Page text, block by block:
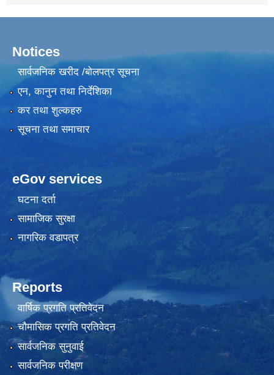
Notices
सार्वजनिक खरीद /बोलपत्र सूचना
एन, कानुन तथा निर्देशिका
कर तथा शुल्कहरु
सूचना तथा समाचार
eGov services
घटना दर्ता
सामाजिक सुरक्षा
नागरिक वडापत्र
Reports
वार्षिक प्रगति प्रतिवेदन
चौमासिक प्रगति प्रतिवेदन
सार्वजनिक सुनुवाई
सार्वजनिक परीक्षण